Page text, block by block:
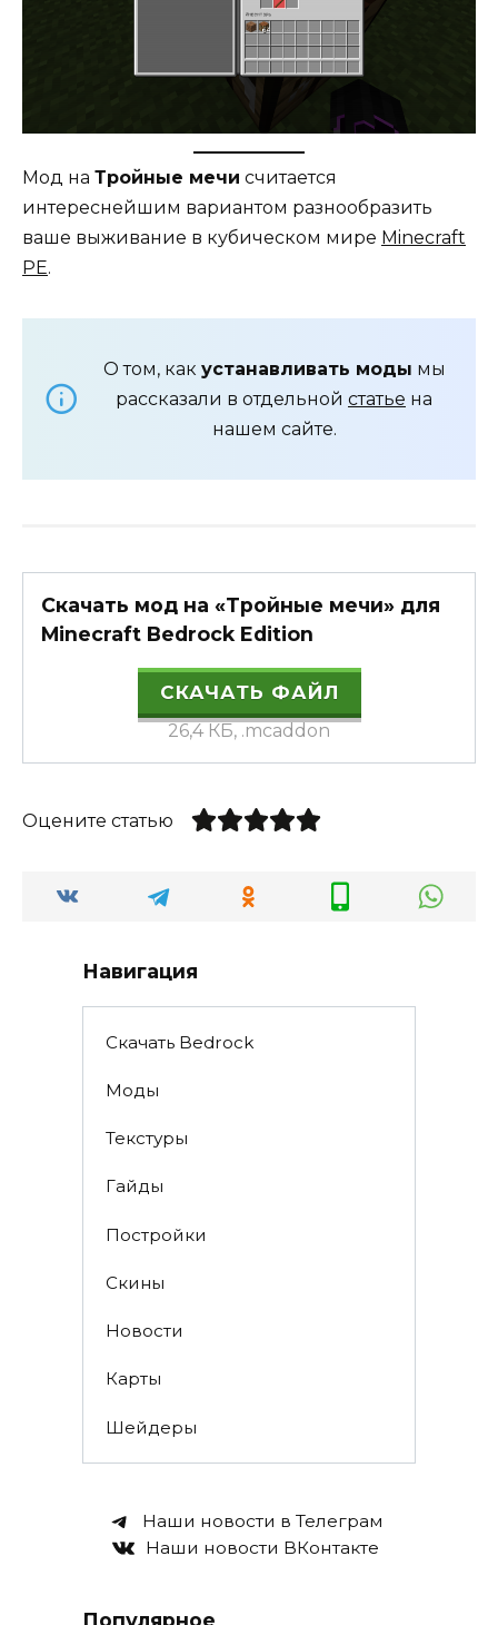
Мод на Тройные мечи считается
интереснейшим вариантом разнообразить
ваше выживание в кубическом мире Minecraft
PE.
О том, как устанавливать моды мы
рассказали в отдельной статье на
нашем сайте.
Скачать мод на «Тройные мечи» для
Minecraft Bedrock Edition
СКАЧАТЬ ФАЙЛ
26,4 КБ, .mcaddon
Оцените статью
Навигация
Скачать Bedrock
Моды
Текстуры
Гайды
Постройки
Скины
Новости
Карты
Шейдеры
Наши новости в Телеграм
Наши новости ВКонтакте
Популярное